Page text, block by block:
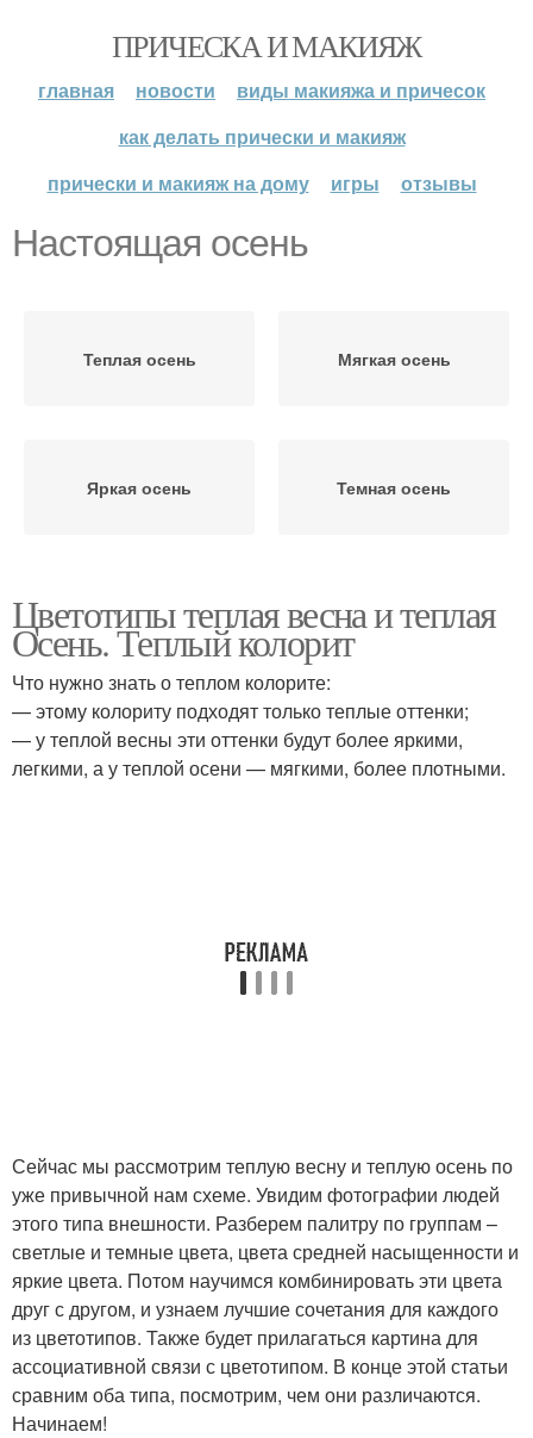
ПРИЧЕСКА И МАКИЯЖ
главная новости
виды макияжа и причесок
как делать прически и макияж
прически и макияж на дому
игры отзывы
Настоящая осень
Теплая осень Мягкая осень
Яркая осень Темная осень
Цветотипы теплая весна и теплая
Осень. Теплый колорит
Что нужно знать о теплом колорите:
— этому колориту подходят только теплые оттенки;
— у теплой весны эти оттенки будут более яркими,
легкими, а у теплой осени — мягкими, более плотными.
Сейчас мы рассмотрим теплую весну и теплую осень по
уже привычной нам схеме. Увидим фотографии людей
этого типа внешности. Разберем палитру по группам –
светлые и темные цвета, цвета средней насыщенности и
яркие цвета. Потом научимся комбинировать эти цвета
друг с другом, и узнаем лучшие сочетания для каждого
из цветотипов. Также будет прилагаться картина для
ассоциативной связи с цветотипом. В конце этой статьи
сравним оба типа, посмотрим, чем они различаются.
Начинаем!